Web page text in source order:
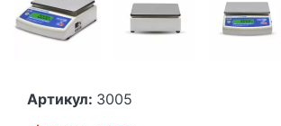
Артикул: 3005